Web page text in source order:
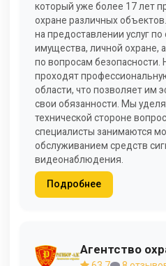
который уже более 17 лет
охране различных
на предоставлении услуг
имущества, личной охране,
по вопросам безопасности.
проходят
области, что позволяет им
свои обязанности. Мы
технической стороне
специалисты занимаются
обслуживанием средств
видеонаблюдения.
Подробнее
Агентство